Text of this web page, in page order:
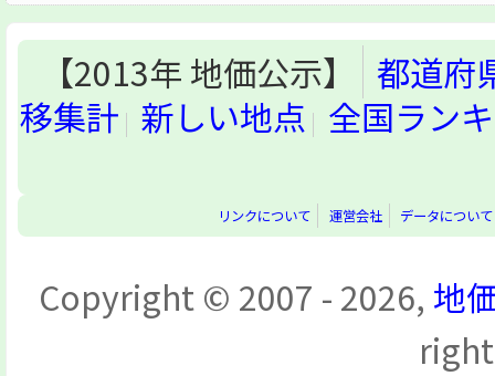
【2013年 地価公示】
都道府
移集計 新しい地点 全国ラン
リンクについて 運営会社 データについて
Copyright © 2007 - 2026, 地